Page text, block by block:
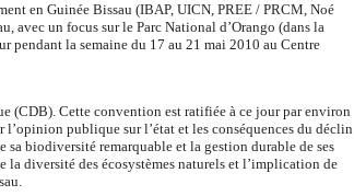
en Guinée Bissau (IBAP, UICN, PREE / PRCM, Noé
avec un focus sur le Parc National d’Orango (dans la
pendant la semaine du 17 au 21 mai 2010 au Centre
(CDB). Cette convention est ratifiée à ce jour par environ
publique sur l’état et les conséquences du déclin
sa biodiversité remarquable et la gestion durable de ses
la diversité des écosystèmes naturels et l’implication de